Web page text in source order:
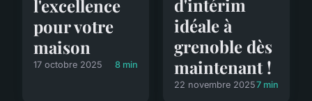
l'excellence
pour votre
maison
17 octobre 2025 8 min
d'intérim
idéale à
grenoble dès
maintenant !
22 novembre 20257 min